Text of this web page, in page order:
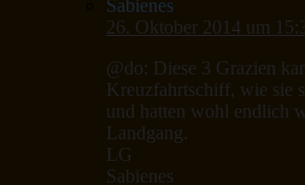
Sabienes
26. Oktober 2014 um
@do: Diese 3 Grazien
Kreuzfahrtschiff, wie sie
und hatten wohl endlich
Landgang.
LG
Sabienes